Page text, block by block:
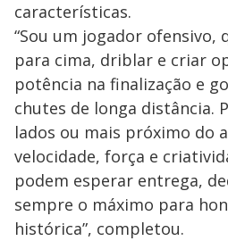
características.
“Sou um jogador
para cima, driblar e criar
potência na finalização e
chutes de longa distância.
lados ou mais próximo do
velocidade, força e
podem esperar entrega,
sempre o máximo para
histórica”, completou.